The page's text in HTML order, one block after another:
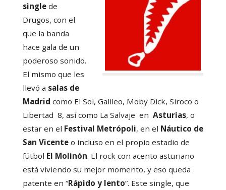
singlede
Drugos, con el
que la banda
hace gala de un
poderoso sonido.
El mismo que les
llevó a salas de
Madrid como El Sol, Galileo, Moby Dick, Siroco o
Libertad 8, así como La Salvaje en Asturias, o
estar en el Festival Metrópoli, en el Náutico de
San Vicenteo incluso en el propio estadio de
fútbol El Molinón. El rock con acento asturiano
está viviendo su mejor momento, y eso queda
patente en “Rápido y lento”. Este single, que